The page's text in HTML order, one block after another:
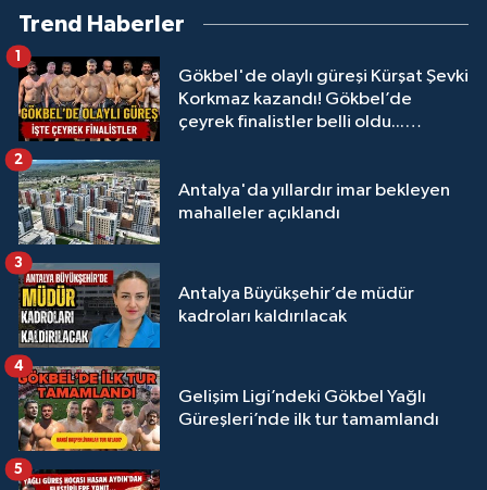
Trend Haberler
Gökbel'de olaylı güreşi Kürşat Şevki
Korkmaz kazandı! Gökbel’de
çeyrek finalistler belli oldu...
1
Antalya'da yıllardır imar bekleyen
mahalleler açıklandı
2
Antalya Büyükşehir’de müdür
kadroları kaldırılacak
3
Gelişim Ligi’ndeki Gökbel Yağlı
Güreşleri’nde ilk tur tamamlandı
4
5